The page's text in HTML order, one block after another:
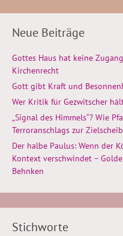
Neue Beiträge
Gottes Haus hat keine
Kirchenrecht
Gott gibt Kraft und
Wer Kritik für Gezwitscher
„Signal des Himmels“? Wie
Terroranschlags zur
Der halbe Paulus: Wenn der
Kontext verschwindet –
Behnken
Stichworte